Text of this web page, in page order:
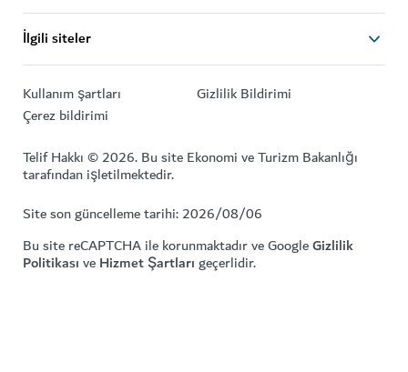
İlgili siteler
Kullanım şartları
Gizlilik Bildirimi
Çerez bildirimi
Telif Hakkı © 2026. Bu site Ekonomi ve Turizm Bakanlığı
tarafından işletilmektedir.
Site son güncelleme tarihi: 2026/08/06
Bu site reCAPTCHA ile korunmaktadır ve GoogleGizlilik
PolitikasıveHizmet Şartlarıgeçerlidir.